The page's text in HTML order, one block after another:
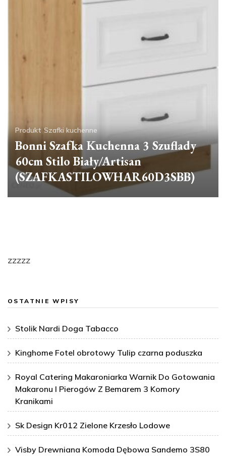
Produkt Szafki kuchenne
Bonni Szafka Kuchenna 3 Szuflady
60cm Stilo Biały/Artisan
(SZAFKASTILOWHAR60D3SBB)
zzzzz
OSTATNIE WPISY
Stolik Nardi Doga Tabacco
Kinghome Fotel obrotowy Tulip czarna poduszka
Royal Catering Makaroniarka Warnik Do Gotowania
Makaronu I Pierogów Z Bemarem 3 Komory
Kranikami
Sk Design Kr012 Zielone Krzesło Lodowe
Visby Drewniana Komoda Dębowa Sandemo 3S80